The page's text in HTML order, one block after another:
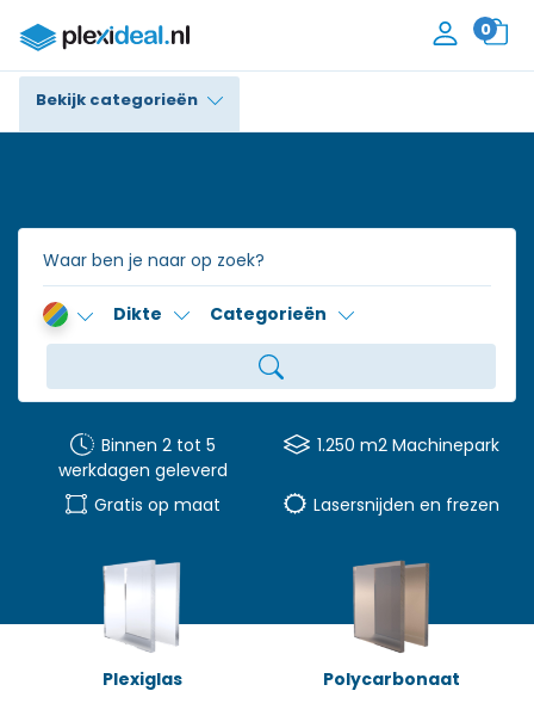
0
Bekijk categorieën
Trespa® / HPL
Alupanel / Dibond®
Accessoires
Dikte Categorieën
Binnen 2 tot 5
werkdagen geleverd
1.250 m2 Machinepark
Gratis op maat Lasersnijden en frezen
Plexiglas Polycarbonaat